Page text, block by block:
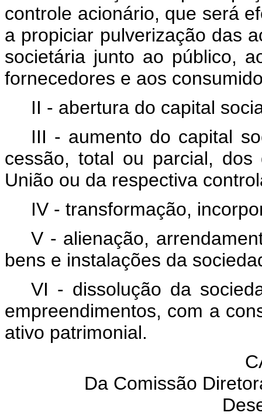
controle acionário, que será
a propiciar pulverização das
societária junto ao público,
fornecedores e aos
II - abertura do capital
III - aumento do capital
cessão, total ou parcial,
União ou da respectiva
IV - transformação,
V - alienação,
bens e instalações da
VI - dissolução da
empreendimentos, com a
ativo patrimonial.
Da Comissão